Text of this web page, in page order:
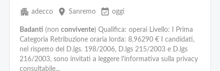
apartment adecco place Sanremo event_available oggi
Badanti (non convivente) Qualifica: operai Livello: I Prima
Categoria Retribuzione oraria lorda: 8,96290 € I candidati,
nel rispetto del D.lgs. 198/2006, D.lgs 215/2003 e D.lgs
216/2003, sono invitati a leggere l'informativa sulla privacy
consultabile...